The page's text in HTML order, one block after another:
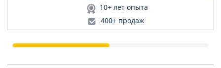
10+ лет опыта
400+ продаж